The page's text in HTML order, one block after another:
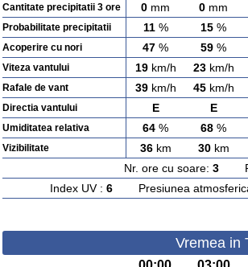
Cantitate precipitatii 3 ore 0 mm 0 mm
Probabilitate precipitatii 11% 15 %
Acoperire cu nori 47 % 59 %
Viteza vantului 19km/h 23km/h
Rafale de vant 39km/h 45km/h
Directia vantului E E
Umiditatea relativa 64 % 68 %
Vizibilitate 36km 30km
Nr. ore cu soare: 3
Index UV : 6Presiunea
Vremea in